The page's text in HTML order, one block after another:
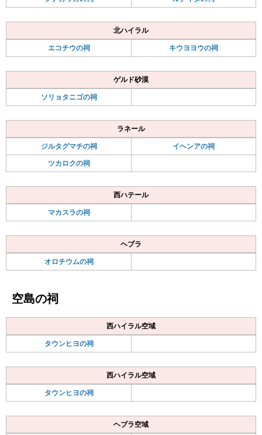
北ハイラル
エコチウの祠
キウヨヨウの祠
ゲルド砂漠
ソリョタニゴの祠
ラネール
ジルタグマチの祠
イヘンアの祠
ツカロクの祠
西ハテール
マカスラの祠
ヘブラ
オロチウムの祠
空島の祠
西ハイラル空域
タウンヒヨの祠
西ハイラル空域
タウンヒヨの祠
ヘブラ空域